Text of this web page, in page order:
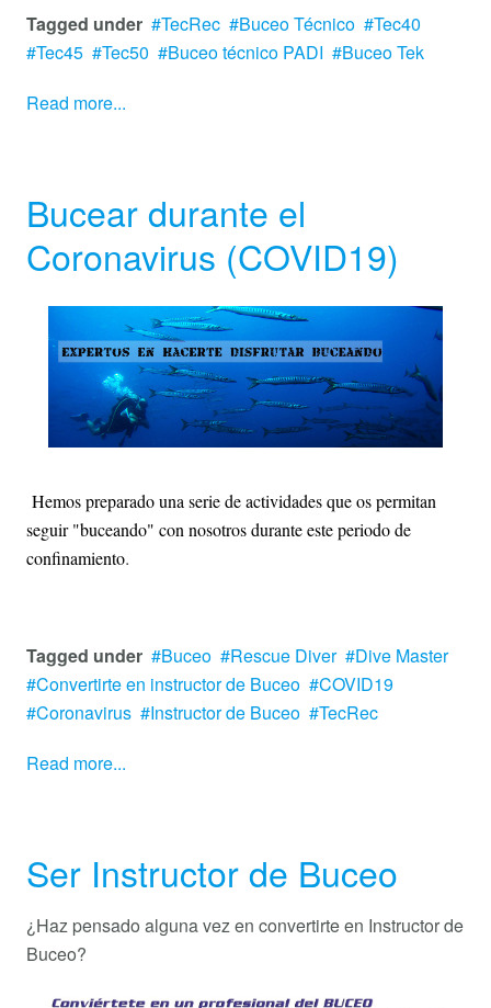
Tagged under TecRec Buceo Técnico
Tec40
Tec45
Tec50 Buceo técnico PADI
Buceo Tek
Read more...
Bucear durante el
Coronavirus (COVID19)
Hemos preparado una serie de actividades que os permitan
seguir "buceando" con nosotros durante este periodo de
confinamiento.
Tagged under Buceo Rescue Diver
Dive Master
Convertirte en instructor de Buceo
COVID19
Coronavirus
Instructor de Buceo
TecRec
Read more...
Ser Instructor de Buceo
¿Haz pensado alguna vez en convertirte en Instructor de
Buceo?